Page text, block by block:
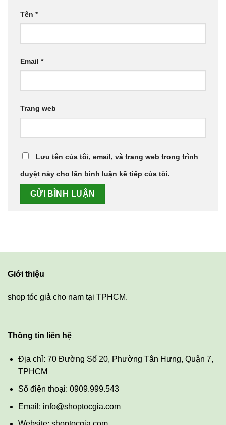
Tên *
Email *
Trang web
Lưu tên của tôi, email, và trang web trong trình
duyệt này cho lần bình luận kế tiếp của tôi.
Giới thiệu
shop tóc giả cho nam tại TPHCM.
Thông tin liên hệ
Địa chỉ: 70 Đường Số 20, Phường Tân Hưng, Quận 7,
TPHCM
Số điện thoại: 0909.999.543
Email: info@shoptocgia.com